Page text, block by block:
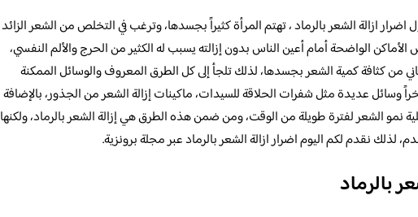
ازالة الشعر بالرماد ، تهتم المرأة كثيراً بجسدها، وترغب في التخلص من الشعر الزائد
الواضحة أمام أعين الناس بدون إزالته يسبب له الكثير من الحرج والألم النفسي،
من كثافة كمية الشعر بجسدها، لذلك تلجأ إلى كل الطرق المعروف والوسائل الممكنة
وسائل عديدة مثل شفرات الحلاقة للسيدات، ماكينات إزالة الشعر من الجذور، بالإضافة
نمو الشعر لفترة طويلة من الوقت، ومن ضمن هذه الطرق هي إزالة الشعر بالرماد، ولكنها
لذلك نقدم لكم اليوم اضرار ازالة الشعر بالرماد عبر مجلة برونزية.
بالرماد